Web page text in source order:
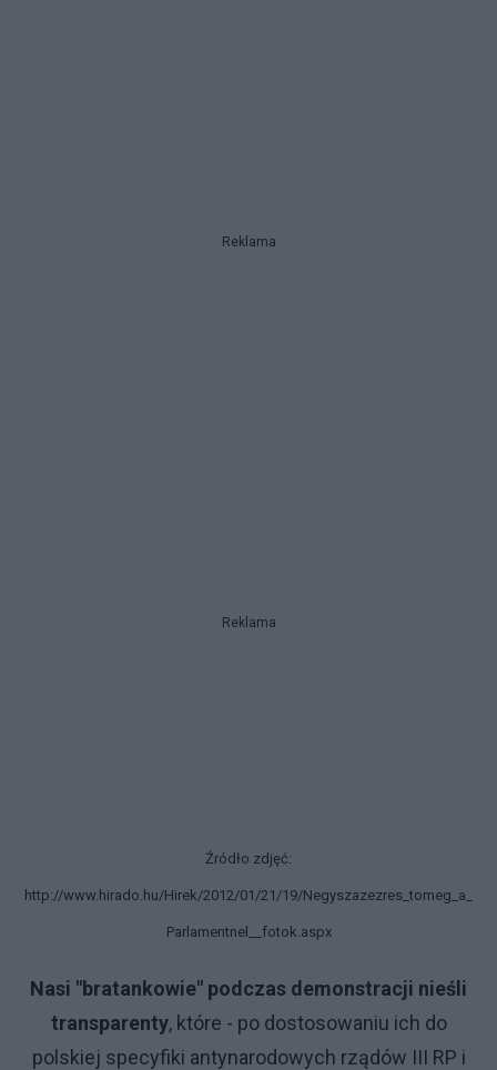
Reklama
Reklama
Źródło zdjęć:
http://www.hirado.hu/Hirek/2012/01/21/19/Negyszazezres_tomeg_a_
Parlamentnel__fotok.aspx
Nasi "bratankowie" podczas demonstracji nieśli
transparenty, które - po dostosowaniu ich do
polskiej specyfiki antynarodowych rządów III RP i